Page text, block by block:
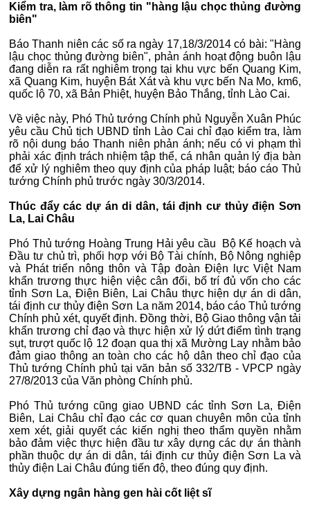
Kiểm tra, làm rõ thông tin "hàng lậu chọc thủng đường
biên"
Báo Thanh niên các số ra ngày 17,18/3/2014 có bài: "Hàng
lậu chọc thủng đường biên", phản ánh hoạt động buôn lậu
đang diễn ra rất nghiêm trọng tại khu vực bến Quang Kim,
xã Quang Kim, huyện Bát Xát và khu vực bến Na Mo, km6,
quốc lộ 70, xã Bản Phiệt, huyện Bảo Thắng, tỉnh Lào Cai.
Về việc này, Phó Thủ tướng Chính phủ Nguyễn Xuân Phúc
yêu cầu Chủ tịch UBND tỉnh Lào Cai chỉ đạo kiểm tra, làm
rõ nội dung báo Thanh niên phản ánh; nếu có vi phạm thì
phải xác định trách nhiệm tập thể, cá nhân quản lý địa bàn
để xử lý nghiêm theo quy định của pháp luật; báo cáo Thủ
tướng Chính phủ trước ngày 30/3/2014.
Thúc đẩy các dự án di dân, tái định cư thủy điện Sơn
La, Lai Châu
Phó Thủ tướng Hoàng Trung Hải yêu cầu Bộ Kế hoạch và
Đầu tư chủ trì, phối hợp với Bộ Tài chính, Bộ Nông nghiệp
và Phát triển nông thôn và Tập đoàn Điện lực Việt Nam
khẩn trương thực hiện việc cân đối, bố trí đủ vốn cho các
tỉnh Sơn La, Điện Biên, Lai Châu thực hiện dự án di dân,
tái định cư thủy điện Sơn La năm 2014, báo cáo Thủ tướng
Chính phủ xét, quyết định. Đồng thời, Bộ Giao thông vận tải
khẩn trương chỉ đạo và thực hiện xử lý dứt điểm tình trạng
sụt, trượt quốc lộ 12 đoạn qua thị xã Mường Lay nhằm bảo
đảm giao thông an toàn cho các hộ dân theo chỉ đạo của
Thủ tướng Chính phủ tại văn bản số 332/TB - VPCP ngày
27/8/2013 của Văn phòng Chính phủ.
Phó Thủ tướng cũng giao UBND các tỉnh Sơn La, Điện
Biên, Lai Châu chỉ đạo các cơ quan chuyên môn của tỉnh
xem xét, giải quyết các kiến nghị theo thẩm quyền nhằm
bảo đảm việc thực hiện đầu tư xây dựng các dự án thành
phần thuộc dự án di dân, tái định cư thủy điện Sơn La và
thủy điện Lai Châu đúng tiến độ, theo đúng quy định.
Xây dựng ngân hàng gen hài cốt liệt sĩ